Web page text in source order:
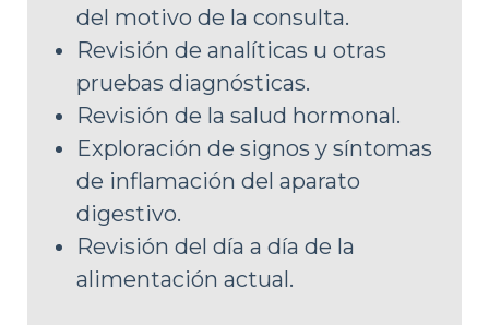
del motivo de la consulta.
Revisión de analíticas u otras
pruebas diagnósticas.
Revisión de la salud hormonal.
Exploración de signos y síntomas
de inflamación del aparato
digestivo.
Revisión del día a día de la
alimentación actual.